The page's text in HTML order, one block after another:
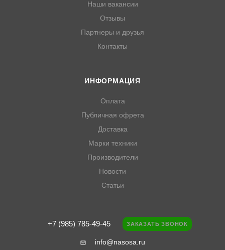
Наши вакансии
Отзывы
Партнеры и друзья
Контакты
ИНФОРМАЦИЯ
Оплата
Публичная офрета
Доставка
Марки техники
Производители
Новости
Статьи
+7 (985) 785-49-45 ЗАКАЗАТЬ ЗВОНОК
info@nasosa.ru